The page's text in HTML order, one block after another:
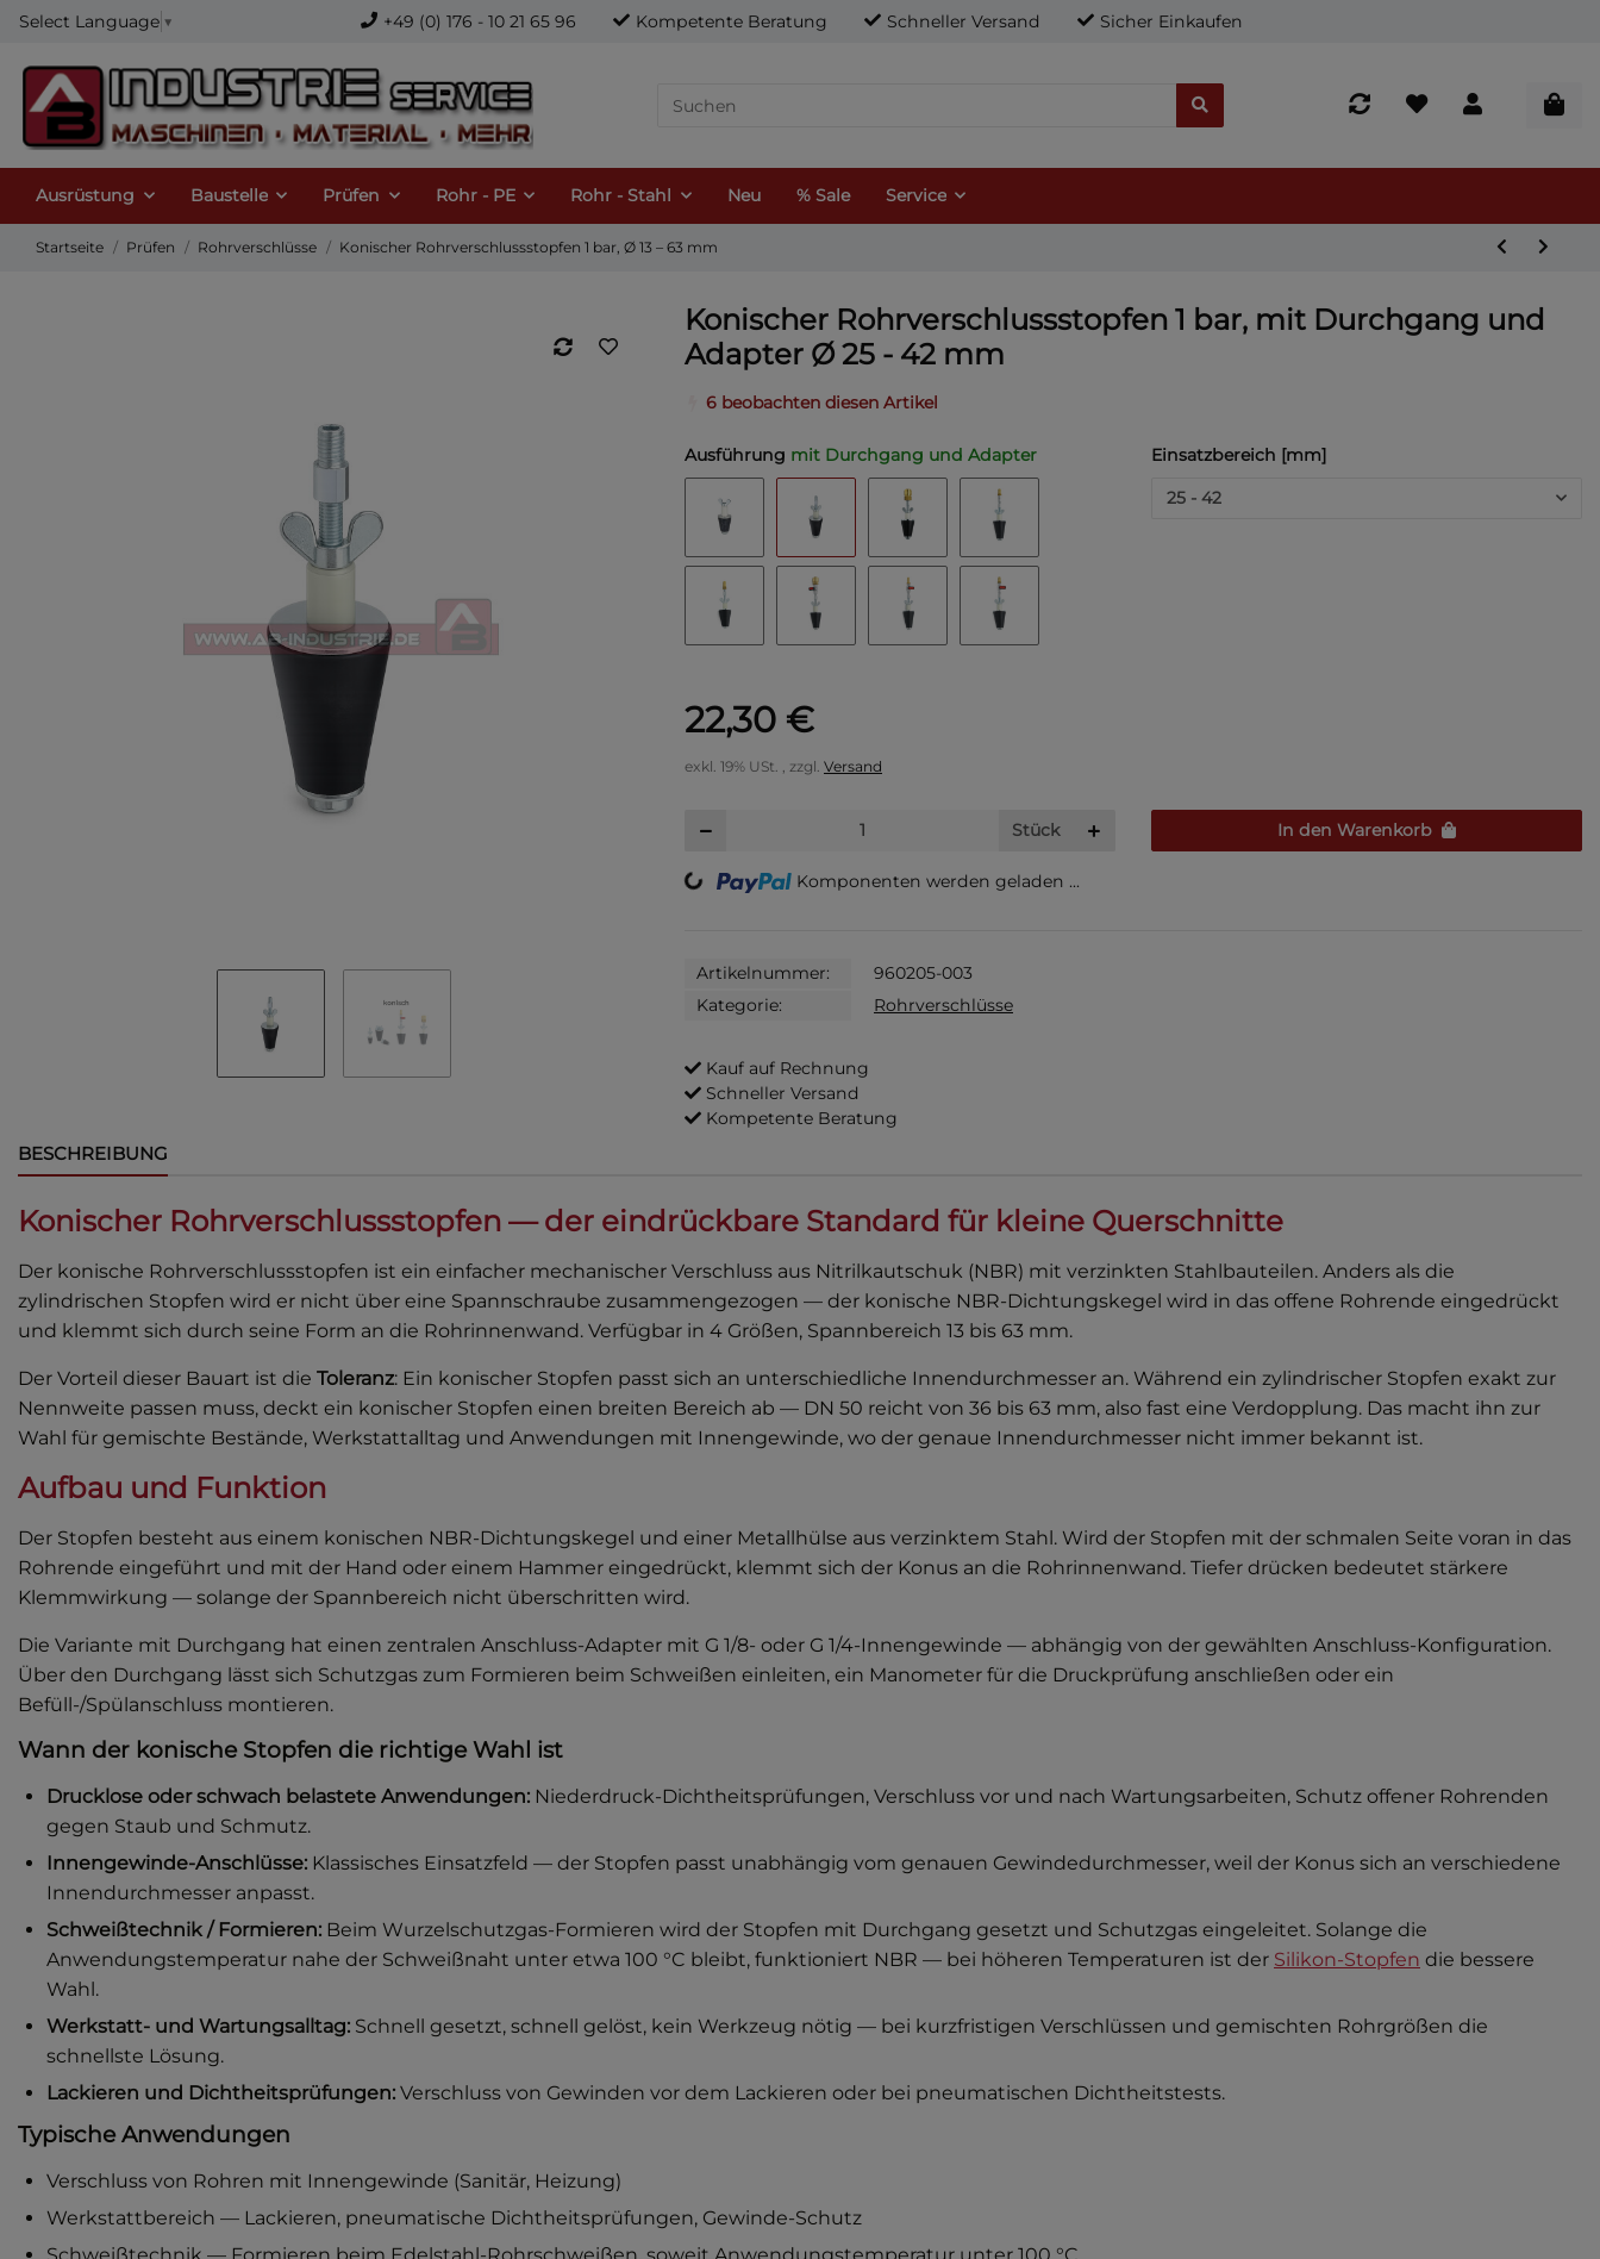
Select Language ▼ +49 (0) 176 - 10 21 65 96 Kompetente Beratung Schneller Versand Sicher Einkaufen
Ausrüstung Baustelle Prüfen Rohr - PE Rohr - Stahl Neu % Sale Service
Startseite Prüfen Rohrverschlüsse Konischer Rohrverschlussstopfen 1 bar, Ø 13 – 63 mm
Konischer Rohrverschlussstopfen 1 bar, mit Durchgang und
Adapter Ø 25 - 42 mm
6 beobachten diesen Artikel
Ausführung mit Durchgang und Adapter
Einsatzbereich [mm]
25 - 42
22,30 €
exkl. 19% USt. , zzgl. Versand
Stück In den Warenkorb
Loading... Komponenten werden geladen ...
Artikelnummer:
960205-003
Kategorie:
Rohrverschlüsse
Kauf auf Rechnung
Schneller Versand
Kompetente Beratung
BESCHREIBUNG
Konischer Rohrverschlussstopfen — der eindrückbare Standard für kleine Querschnitte
Der konische Rohrverschlussstopfen ist ein einfacher mechanischer Verschluss aus Nitrilkautschuk (NBR) mit verzinkten Stahlbauteilen. Anders als die
zylindrischen Stopfen wird er nicht über eine Spannschraube zusammengezogen — der konische NBR-Dichtungskegel wird in das offene Rohrende eingedrückt
und klemmt sich durch seine Form an die Rohrinnenwand. Verfügbar in 4 Größen, Spannbereich 13 bis 63 mm.
Der Vorteil dieser Bauart ist die Toleranz: Ein konischer Stopfen passt sich an unterschiedliche Innendurchmesser an. Während ein zylindrischer Stopfen exakt zur
Nennweite passen muss, deckt ein konischer Stopfen einen breiten Bereich ab — DN 50 reicht von 36 bis 63 mm, also fast eine Verdopplung. Das macht ihn zur
Wahl für gemischte Bestände, Werkstattalltag und Anwendungen mit Innengewinde, wo der genaue Innendurchmesser nicht immer bekannt ist.
Aufbau und Funktion
Der Stopfen besteht aus einem konischen NBR-Dichtungskegel und einer Metallhülse aus verzinktem Stahl. Wird der Stopfen mit der schmalen Seite voran in das
Rohrende eingeführt und mit der Hand oder einem Hammer eingedrückt, klemmt sich der Konus an die Rohrinnenwand. Tiefer drücken bedeutet stärkere
Klemmwirkung — solange der Spannbereich nicht überschritten wird.
Die Variante mit Durchgang hat einen zentralen Anschluss-Adapter mit G 1/8- oder G 1/4-Innengewinde — abhängig von der gewählten Anschluss-Konfiguration.
Über den Durchgang lässt sich Schutzgas zum Formieren beim Schweißen einleiten, ein Manometer für die Druckprüfung anschließen oder ein
Befüll-/Spülanschluss montieren.
Wann der konische Stopfen die richtige Wahl ist
Drucklose oder schwach belastete Anwendungen: Niederdruck-Dichtheitsprüfungen, Verschluss vor und nach Wartungsarbeiten, Schutz offener Rohrenden
gegen Staub und Schmutz.
Innengewinde-Anschlüsse: Klassisches Einsatzfeld — der Stopfen passt unabhängig vom genauen Gewindedurchmesser, weil der Konus sich an verschiedene
Innendurchmesser anpasst.
Schweißtechnik / Formieren: Beim Wurzelschutzgas-Formieren wird der Stopfen mit Durchgang gesetzt und Schutzgas eingeleitet. Solange die
Anwendungstemperatur nahe der Schweißnaht unter etwa 100 °C bleibt, funktioniert NBR — bei höheren Temperaturen ist der Silikon-Stopfen die bessere
Wahl.
Werkstatt- und Wartungsalltag: Schnell gesetzt, schnell gelöst, kein Werkzeug nötig — bei kurzfristigen Verschlüssen und gemischten Rohrgrößen die
schnellste Lösung.
Lackieren und Dichtheitsprüfungen: Verschluss von Gewinden vor dem Lackieren oder bei pneumatischen Dichtheitstests.
Typische Anwendungen
Verschluss von Rohren mit Innengewinde (Sanitär, Heizung)
Werkstattbereich — Lackieren, pneumatische Dichtheitsprüfungen, Gewinde-Schutz